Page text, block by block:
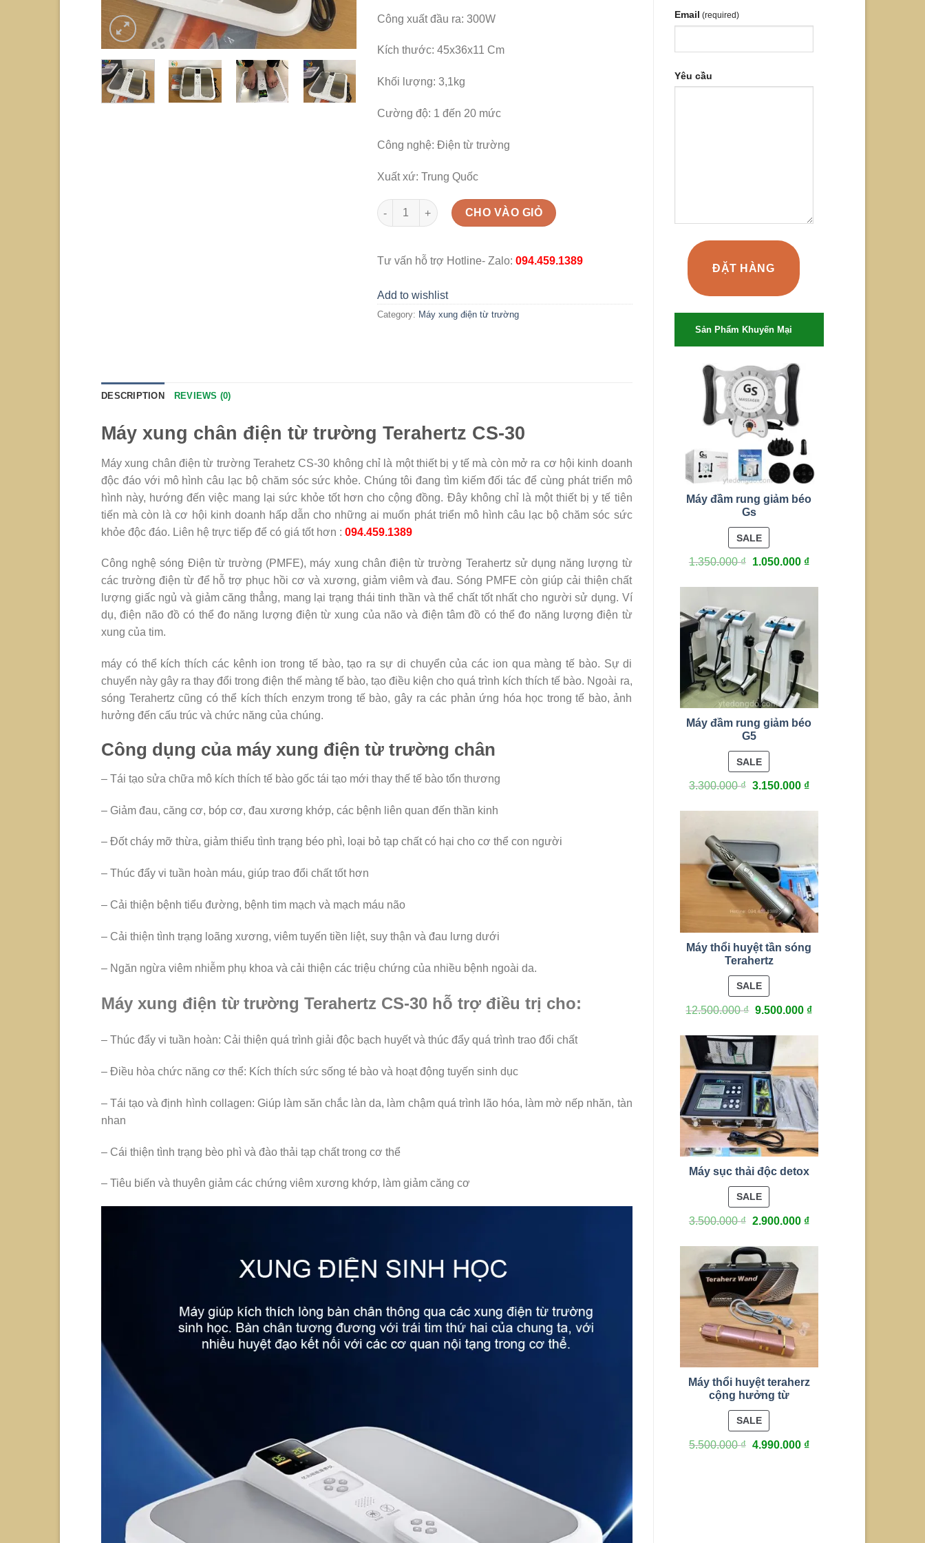
Email (required)
Yêu cầu
ĐẶT HÀNG
Sản Phẩm Khuyến Mại
Máy đầm rung giảm béo
Gs
SALEPRODUCT
ON
SALE
1.350.000₫ 1.050.000 ₫
Máy đầm rung giảm béo
G5
SALEPRODUCT
SALE
3.300.000₫ 3.150.000 ₫
Máy thổi huyệt tần sóng
Terahertz
SALEPRODUCT
ON
SALE
12.500.000₫ 9.500.000 ₫
Máy sục thải độc detox
SALEPRODUCT
ON
SALE
3.500.000₫ 2.900.000 ₫
Máy thổi huyệt teraherz
cộng hưởng từ
SALEPRODUCT
ON
SALE
5.500.000₫ 4.990.000 ₫
Công xuất đầu ra: 300W
Kích thước: 45x36x11 Cm
Khối lượng: 3,1kg
Cường độ: 1 đến 20 mức
Công nghệ: Điện từ trường
Xuất xứ: Trung Quốc
Máy xung điện từ trường Terahertz CS-30 quantity
CHO VÀO GIỎ
Tư vấn hỗ trợ Hotline- Zalo: 094.459.1389
Add to wishlist
Category: Máy xung điện từ trường
DESCRIPTION REVIEWS (0)
Máy xung chân điện từ trường Terahertz CS-30
Máy xung chân điện từ trường Terahetz CS-30 không chỉ là một thiết bị y tế mà còn mở ra cơ hội kinh doanh
độc đáo với mô hình câu lạc bộ chăm sóc sức khỏe. Chúng tôi đang tìm kiếm đối tác để cùng phát triển mô
hình này, hướng đến việc mang lại sức khỏe tốt hơn cho cộng đồng. Đây không chỉ là một thiết bị y tế tiên
tiến mà còn là cơ hội kinh doanh hấp dẫn cho những ai muốn phát triển mô hình câu lạc bộ chăm sóc sức
khỏe độc đáo. Liên hệ trực tiếp để có giá tốt hơn : 094.459.1389
Công nghệ sóng Điện từ trường (PMFE), máy xung chân điện từ trường Terahertz sử dụng năng lượng từ
các trường điện từ để hỗ trợ phục hồi cơ và xương, giảm viêm và đau. Sóng PMFE còn giúp cải thiện chất
lượng giấc ngủ và giảm căng thẳng, mang lại trạng thái tinh thần và thể chất tốt nhất cho người sử dụng. Ví
dụ, điện não đồ có thể đo năng lượng điện từ xung của não và điện tâm đồ có thể đo năng lượng điện từ
xung của tim.
máy có thể kích thích các kênh ion trong tế bào, tạo ra sự di chuyển của các ion qua màng tế bào. Sự di
chuyển này gây ra thay đổi trong điện thế màng tế bào, tạo điều kiện cho quá trình kích thích tế bào. Ngoài ra,
sóng Terahertz cũng có thể kích thích enzym trong tế bào, gây ra các phản ứng hóa học trong tế bào, ảnh
hưởng đến cấu trúc và chức năng của chúng.
Công dụng của máy xung điện từ trường chân
– Tái tạo sửa chữa mô kích thích tế bào gốc tái tạo mới thay thế tế bào tổn thương
– Giảm đau, căng cơ, bóp cơ, đau xương khớp, các bệnh liên quan đến thần kinh
– Đốt cháy mỡ thừa, giảm thiểu tình trạng béo phì, loại bỏ tạp chất có hại cho cơ thể con người
– Thúc đẩy vi tuần hoàn máu, giúp trao đổi chất tốt hơn
– Cải thiện bệnh tiểu đường, bệnh tim mạch và mạch máu não
– Cải thiện tình trạng loãng xương, viêm tuyến tiền liệt, suy thận và đau lưng dưới
– Ngăn ngừa viêm nhiễm phụ khoa và cải thiện các triệu chứng của nhiều bệnh ngoài da.
Máy xung điện từ trường Terahertz CS-30 hỗ trợ điều trị cho:
– Thúc đẩy vi tuần hoàn: Cải thiện quá trình giải độc bạch huyết và thúc đẩy quá trình trao đổi chất
– Điều hòa chức năng cơ thể: Kích thích sức sống té bào và hoạt động tuyến sinh dục
– Tái tạo và định hình collagen: Giúp làm săn chắc làn da, làm chậm quá trình lão hóa, làm mờ nếp nhăn, tàn
nhan
– Cái thiện tình trạng bèo phì và đào thải tạp chất trong cơ thể
– Tiêu biến và thuyên giảm các chứng viêm xương khớp, làm giảm căng cơ